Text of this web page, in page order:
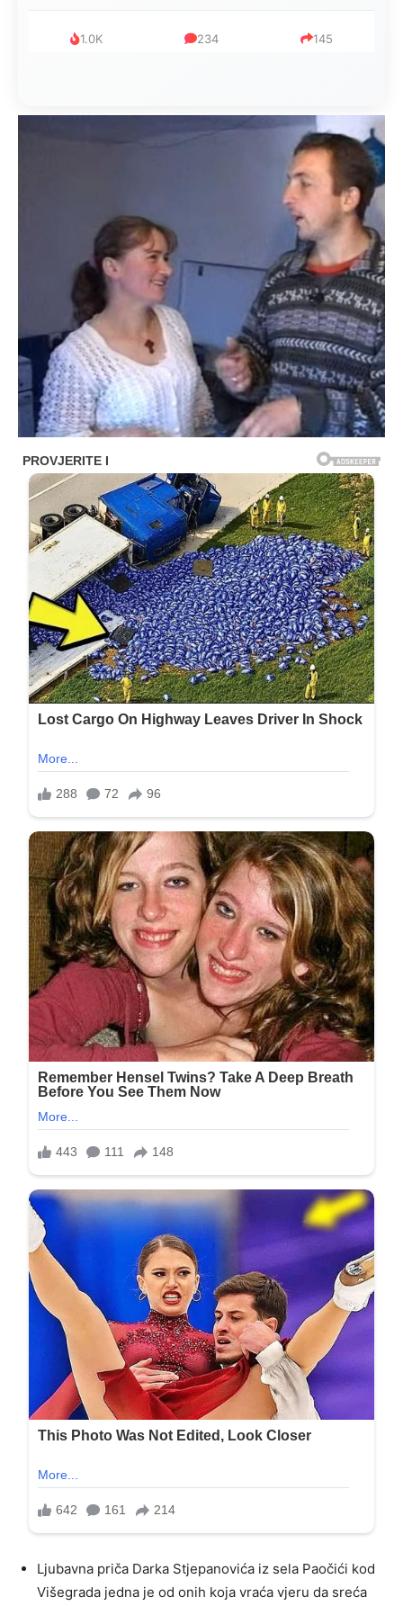
1.0K 234 145
Ljubavna priča Darka Stjepanovića iz sela Paočići kod
Višegrada jedna je od onih koja vraća vjeru da sreća